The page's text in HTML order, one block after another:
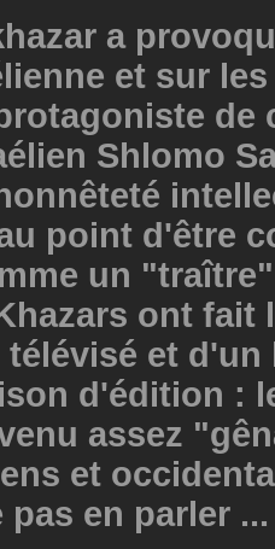
a
et sur
de
Shlomo
point d'être
un
ont fait
et
d'édition :
assez
et
en parler ...